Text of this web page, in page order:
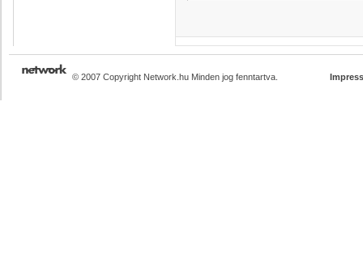
© 2007 Copyright Network.hu Minden jog fenntartva.